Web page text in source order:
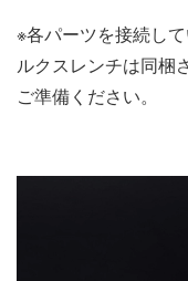
※各パーツを接続し
ルクスレンチは同梱
ご準備ください。